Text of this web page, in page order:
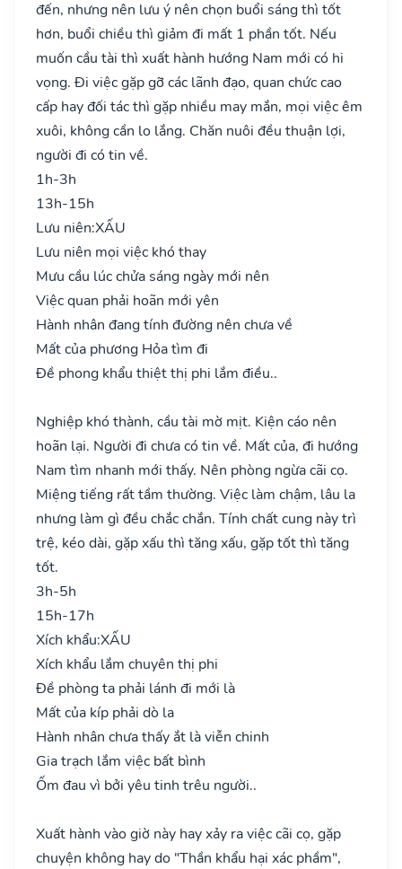
đến, nhưng nên lưu ý nên chọn buổi sáng thì tốt
hơn, buổi chiều thì giảm đi mất 1 phần tốt. Nếu
muốn cầu tài thì xuất hành hướng Nam mới có hi
vọng. Đi việc gặp gỡ các lãnh đạo, quan chức cao
cấp hay đối tác thì gặp nhiều may mắn, mọi việc êm
xuôi, không cần lo lắng. Chăn nuôi đều thuận lợi,
người đi có tin về.
1h-3h
13h-15h
Lưu niên:XẤU
Lưu niên mọi việc khó thay
Mưu cầu lúc chửa sáng ngày mới nên
Việc quan phải hoãn mới yên
Hành nhân đang tính đường nên chưa về
Mất của phương Hỏa tìm đi
Đề phong khẩu thiệt thị phi lắm điều..
Nghiệp khó thành, cầu tài mờ mịt. Kiện cáo nên
hoãn lại. Người đi chưa có tin về. Mất của, đi hướng
Nam tìm nhanh mới thấy. Nên phòng ngừa cãi cọ.
Miệng tiếng rất tầm thường. Việc làm chậm, lâu la
nhưng làm gì đều chắc chắn. Tính chất cung này trì
trệ, kéo dài, gặp xấu thì tăng xấu, gặp tốt thì tăng
tốt.
3h-5h
15h-17h
Xích khẩu:XẤU
Xích khẩu lắm chuyên thị phi
Đề phòng ta phải lánh đi mới là
Mất của kíp phải dò la
Hành nhân chưa thấy ắt là viễn chinh
Gia trạch lắm việc bất bình
Ốm đau vì bởi yêu tinh trêu người..
Xuất hành vào giờ này hay xảy ra việc cãi cọ, gặp
chuyện không hay do "Thần khẩu hại xác phầm",